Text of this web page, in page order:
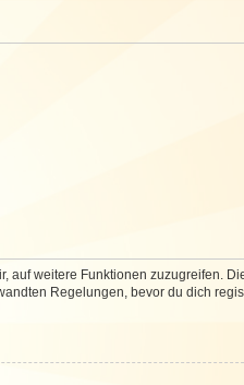
auf weitere Funktionen zuzugreifen.
Regelungen, bevor du dich